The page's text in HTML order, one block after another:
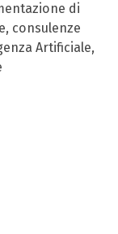
di
consulenze
Artificiale,